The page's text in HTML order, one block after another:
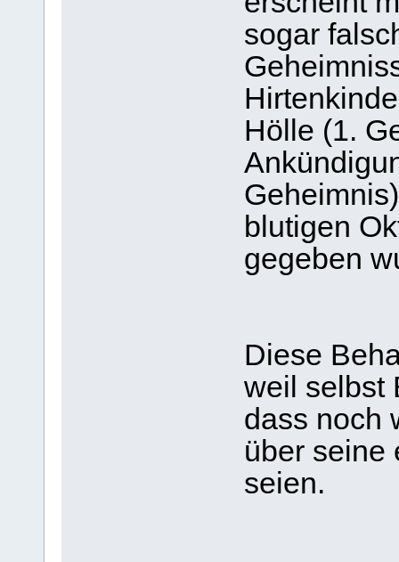
sogar
Hölle (1.
blutigen
gegeben
Diese
weil selbst
dass noch
über seine
seien.